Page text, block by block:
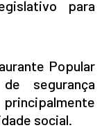
para
Popular
segurança
social.